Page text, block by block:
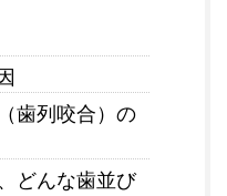
歯列咬合）の
どんな歯並び